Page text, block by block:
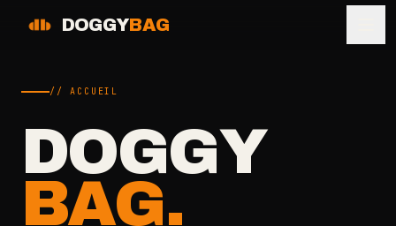
DOGGYBAG
// ACCUEIL
DOGGY
BAG.